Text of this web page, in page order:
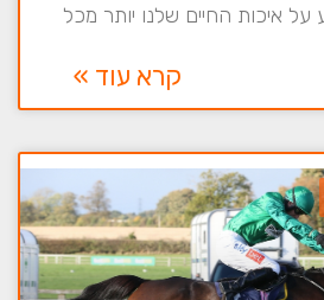
איכות החיים שלנו יותר מכל
קרא עוד »